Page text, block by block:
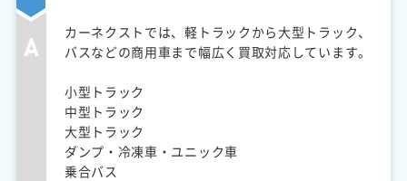
カーネクストでは、軽トラックから大型トラック、
バスなどの商用車まで幅広く買取対応しています。
小型トラック
中型トラック
大型トラック
ダンプ・冷凍車・ユニック車
乗合バス